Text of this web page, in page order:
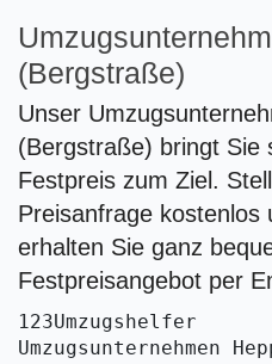
(Bergstraße)
Unser
(Bergstraße) bringt Sie
Festpreis zum Ziel.
Preisanfrage kostenlos
erhalten Sie ganz
Festpreisangebot per
123Umzugshelfer
Umzugsunternehmen